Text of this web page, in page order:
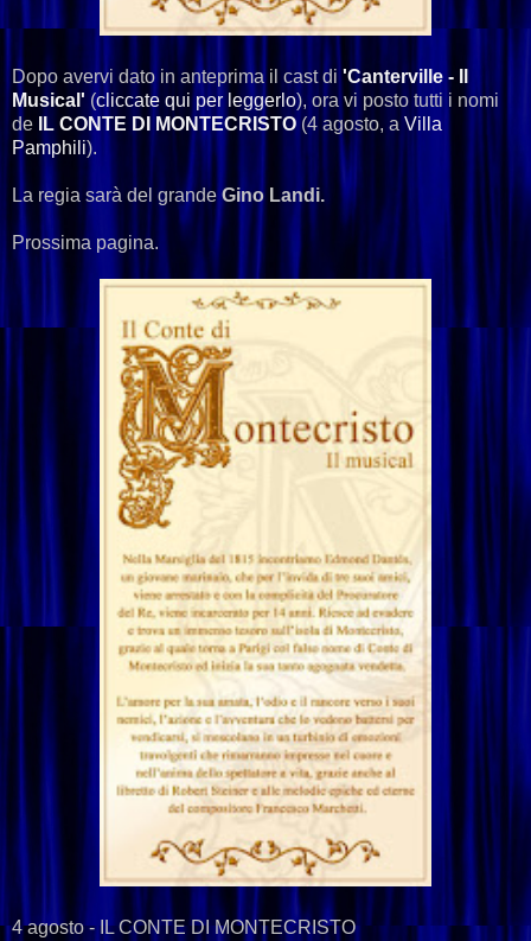
Dopo avervi dato in anteprima il cast di 'Canterville - Il
Musical' (cliccate qui per leggerlo), ora vi posto tutti i nomi
de IL CONTE DI MONTECRISTO (4 agosto, a Villa
Pamphili).
La regia sarà del grande Gino Landi.
Prossima pagina.
4 agosto - IL CONTE DI MONTECRISTO